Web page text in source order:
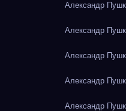
Александр
Александр
Александр
Александр
Александр